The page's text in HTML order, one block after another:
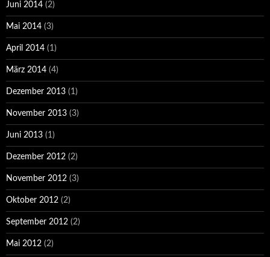
Juni 2014 (2)
Mai 2014 (3)
April 2014 (1)
März 2014 (4)
Dezember 2013 (1)
November 2013 (3)
Juni 2013 (1)
Dezember 2012 (2)
November 2012 (3)
Oktober 2012 (2)
September 2012 (2)
Mai 2012 (2)